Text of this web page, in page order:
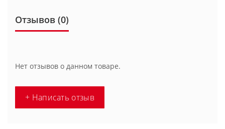
Отзывов (0)
Нет отзывов о данном товаре.
+ Написать отзыв